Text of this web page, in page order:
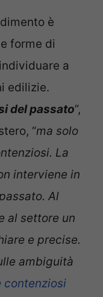
è
forme di
a
edilizie.
del passato”,
“ma solo
La
interviene in
Al
al settore un
e precise.
ambiguità
contenziosi